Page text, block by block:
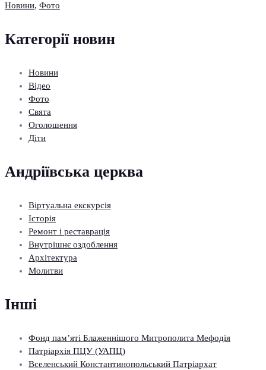
Новини, Фото
Категорії новин
Новини
Відео
Фото
Свята
Оголошення
Діти
Андріївська церква
Віртуальна екскурсія
Історія
Ремонт і реставрація
Внутрішнє оздоблення
Архітектура
Молитви
Інші
Фонд пам’яті Блаженнішого Митрополита Мефодія
Патріархія ПЦУ (УАПЦ)
Вселенський Константинопольський Патріархат